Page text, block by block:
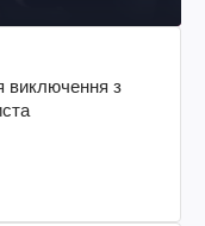
виключення з